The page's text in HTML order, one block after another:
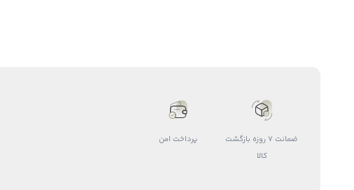
ضمانت 7 روزه بازگشت
کالا
پرداخت امن